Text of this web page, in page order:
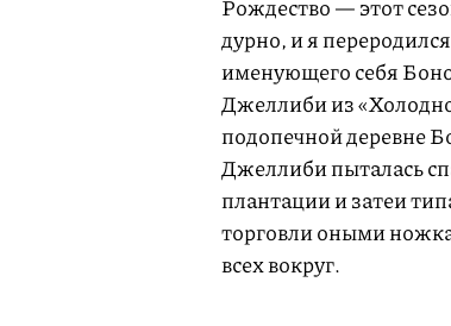
Рождество — этот
дурно, и я
именующего себя
Джеллиби из
подопечной деревне
Джеллиби пыталась
плантации и затеи
торговли оными
всех вокруг.